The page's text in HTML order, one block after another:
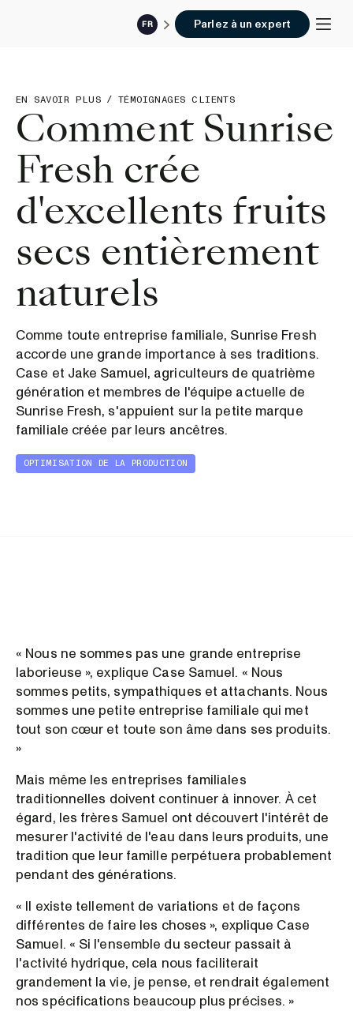
FR Parlez à un expert
EN SAVOIR PLUS / TÉMOIGNAGES CLIENTS
Comment Sunrise
Fresh crée
d'excellents fruits
secs entièrement
naturels
Comme toute entreprise familiale, Sunrise Fresh
accorde une grande importance à ses traditions.
Case et Jake Samuel, agriculteurs de quatrième
génération et membres de l'équipe actuelle de
Sunrise Fresh, s'appuient sur la petite marque
familiale créée par leurs ancêtres.
OPTIMISATION DE LA PRODUCTION
« Nous ne sommes pas une grande entreprise
laborieuse », explique Case Samuel. « Nous
sommes petits, sympathiques et attachants. Nous
sommes une petite entreprise familiale qui met
tout son cœur et toute son âme dans ses produits.
»
Mais même les entreprises familiales
traditionnelles doivent continuer à innover. À cet
égard, les frères Samuel ont découvert l'intérêt de
mesurer l'activité de l'eau dans leurs produits, une
tradition que leur famille perpétuera probablement
pendant des générations.
« Il existe tellement de variations et de façons
différentes de faire les choses », explique Case
Samuel. « Si l'ensemble du secteur passait à
l'activité hydrique, cela nous faciliterait
grandement la vie, je pense, et rendrait également
nos spécifications beaucoup plus précises. »